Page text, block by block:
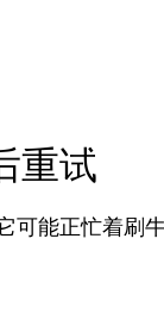
重试
可能正忙着刷